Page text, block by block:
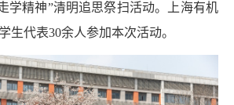
学精神”清明追思祭扫活动。上海有机
生代表30余人参加本次活动。